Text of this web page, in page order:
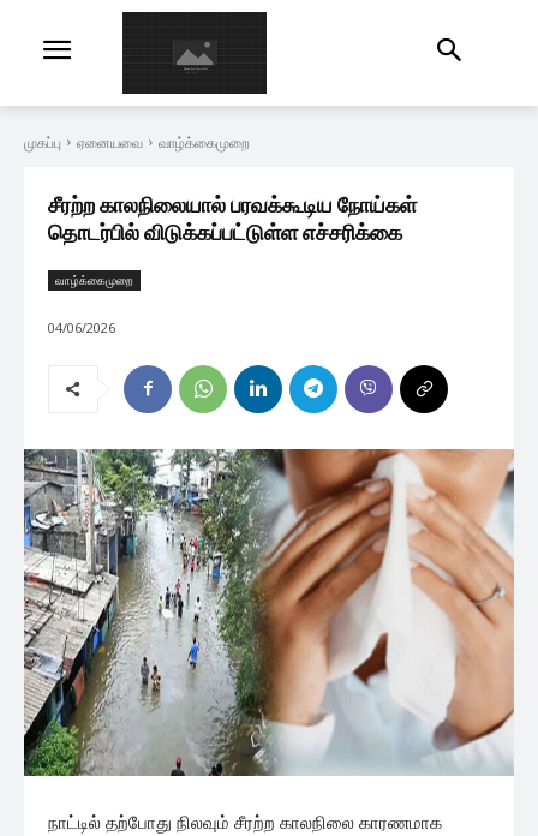
முகப்பு ஏனையவை வாழ்க்கைமுறை
சீரற்ற காலநிலையால் பரவக்கூடிய நோய்கள்
தொடர்பில் விடுக்கப்பட்டுள்ள எச்சரிக்கை
வாழ்க்கைமுறை
04/06/2026
நாட்டில் தற்போது நிலவும் சீரற்ற காலநிலை காரணமாக